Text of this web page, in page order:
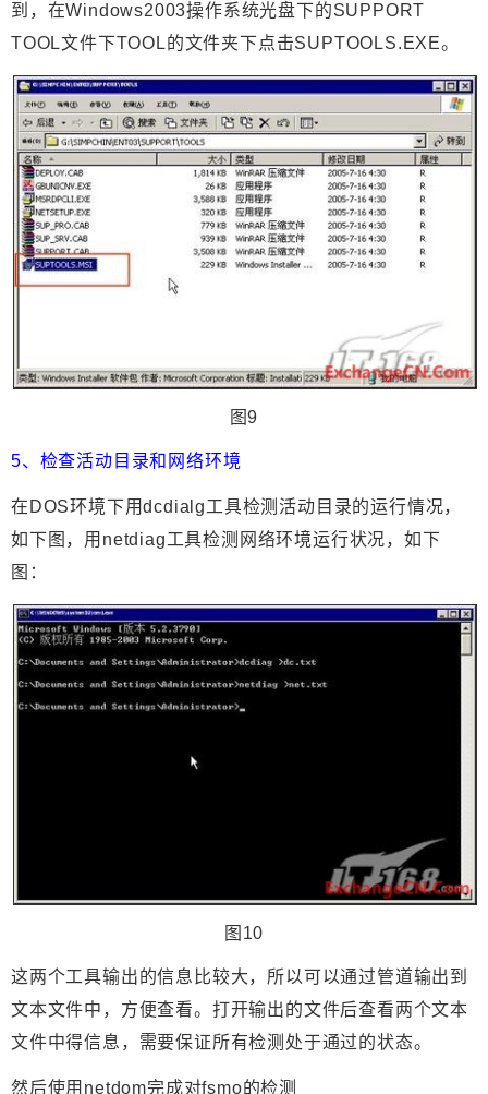
到，在Windows2003操作系统光盘下的SUPPORT
TOOL文件下TOOL的文件夹下点击SUPTOOLS.EXE。
图9
5、检查活动目录和网络环境
在DOS环境下用dcdialg工具检测活动目录的运行情况，
如下图，用netdiag工具检测网络环境运行状况，如下
图：
图10
这两个工具输出的信息比较大，所以可以通过管道输出到
文本文件中，方便查看。打开输出的文件后查看两个文本
文件中得信息，需要保证所有检测处于通过的状态。
然后使用netdom完成对fsmo的检测